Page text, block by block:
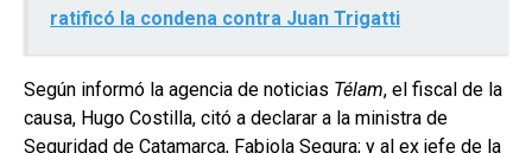
ratificó la condena contra Juan Trigatti
Según informó la agencia de noticias Télam, el fiscal de la
causa, Hugo Costilla, citó a declarar a la ministra de
Seguridad de Catamarca, Fabiola Segura; y al ex jefe de la